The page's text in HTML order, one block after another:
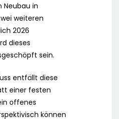
Neubau in
weiteren
2026
dieses
sein.
entfällt diese
einer festen
offenes
können